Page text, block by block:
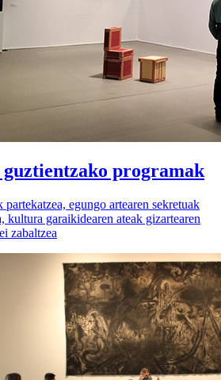
programak
partekatzea, egungo artearen sekretuak
kultura garaikidearen ateak gizartearen
zabaltzea